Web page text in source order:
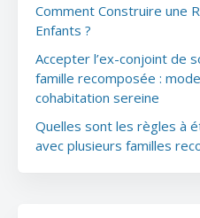
Comment Construire une
Enfants ?
Accepter l’ex-conjoint de
famille recomposée :
cohabitation sereine
Quelles sont les règles à
avec plusieurs familles